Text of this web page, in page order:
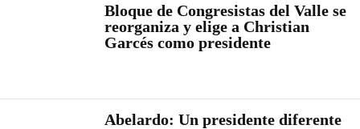
Bloque de Congresistas del Valle se
reorganiza y elige a Christian
Garcés como presidente
Abelardo: Un presidente diferente